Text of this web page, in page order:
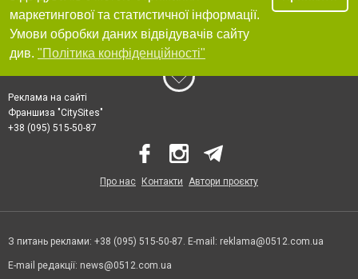
маркетингової та статистичної інформації.
Умови обробки даних відвідувачів сайту
див. "Політика конфіденційності"
Реклама на сайті
Франшиза "CitySites"
+38 (095) 515-50-87
Про нас Контакти Автори проєкту
З питань реклами: +38 (095) 515-50-87. E-mail: reklama@0512.com.ua
E-mail редакції: news@0512.com.ua